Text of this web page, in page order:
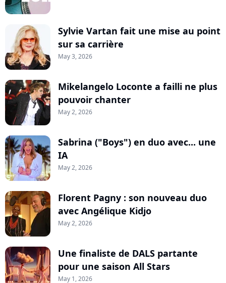
Sylvie Vartan fait une mise au point
sur sa carrière
May 3, 2026
Mikelangelo Loconte a failli ne plus
pouvoir chanter
May 2, 2026
Sabrina ("Boys") en duo avec... une
IA
May 2, 2026
Florent Pagny : son nouveau duo
avec Angélique Kidjo
May 2, 2026
Une finaliste de DALS partante
pour une saison All Stars
May 1, 2026